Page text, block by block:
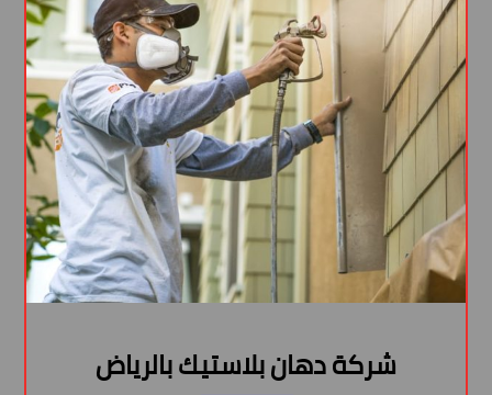
شركة دهان بلاستيك بالرياض